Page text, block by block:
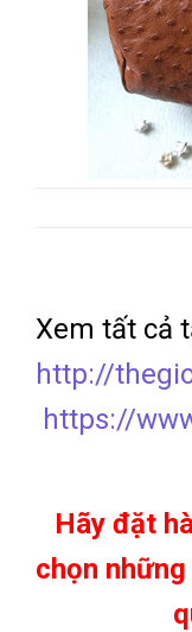
Xem tất cả
http://
https://
Hãy đặt
chọn